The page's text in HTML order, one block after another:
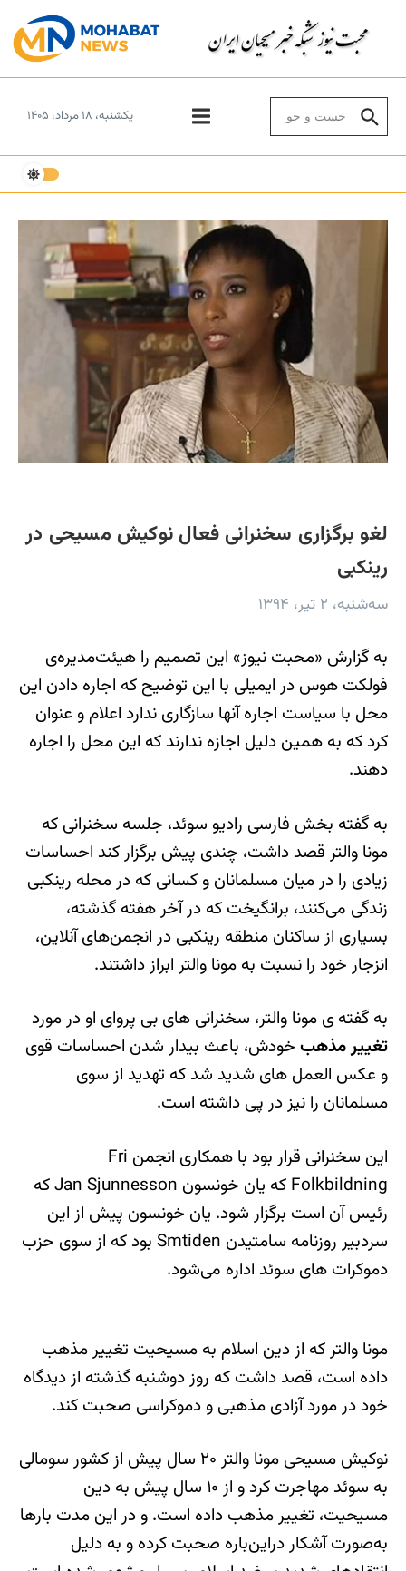
یکشنبه، ۱۸ مرداد، ۱۴۰۵
لغو برگزاری سخنرانی فعال نوکیش مسیحی در
رینکبی
سه‌شنبه، ۲ تیر، ۱۳۹۴
به گزارش «محبت نیوز» این تصمیم را هیئت‌مدیره‌ی
فولکت هوس در ایمیلی با این توضیح که اجاره دادن این
محل با سیاست اجاره آنها سازگاری ندارد اعلام و عنوان
کرد که به همین دلیل اجازه ندارند که این محل را اجاره
دهند.
به گفته بخش فارسی رادیو سوئد، جلسه سخنرانی که
مونا والتر قصد داشت، چندی پیش برگزار کند احساسات
زیادی را در میان مسلمانان و کسانی که در محله رینکبی
زندگی می‌کنند، برانگیخت که در آخر هفته گذشته،
بسیاری از ساکنان منطقه رینکبی در انجمن‌های آنلاین،
انزجار خود را نسبت به مونا والتر ابراز داشتند.
به گفته ی مونا والتر، سخنرانی های بی پروای او در مورد
تغییر مذهب خودش، باعث بیدار شدن احساسات قوی
و عکس العمل های شدید شد که تهدید از سوی
مسلمانان را نیز در پی داشته است.
این سخنرانی قرار بود با همکاری انجمن Fri
Folkbildning که یان خونسون Jan Sjunnesson که
رئیس آن است برگزار شود. یان خونسون پیش از این
سردبیر روزنامه سامتیدن Smtiden بود که از سوی حزب
دموکرات های سوئد اداره می‌شود.
مونا والتر که از دین اسلام به مسیحیت تغییر مذهب
داده است، قصد داشت که روز دوشنبه گذشته از دیدگاه
خود در مورد آزادی مذهبی و دموکراسی صحبت کند.
نوکیش مسیحی مونا والتر ۲۰ سال پیش از کشور سومالی
به سوئد مهاجرت کرد و از ۱۰ سال پیش به دین
مسیحیت، تغییر مذهب داده است. و در این مدت بارها
به‌صورت آشکار دراین‌باره صحبت کرده و به دلیل